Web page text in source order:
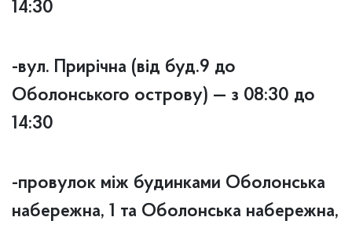
14:30
-вул. Прирічна (від буд.9 до
Оболонського острову) — з 08:30 до
14:30
-провулок між будинками Оболонська
набережна, 1 та Оболонська набережна,